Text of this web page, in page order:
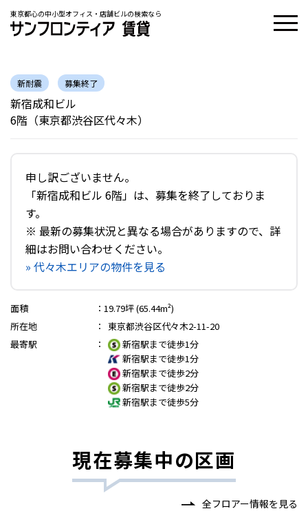
東京都心の中小型オフィス・店舗ビルの検索なら
新耐震 募集終了
新宿成和ビル
6階（東京都渋谷区代々木）
申し訳ございません。
「新宿成和ビル 6階」は、募集を終了しておりま
す。
※ 最新の募集状況と異なる場合がありますので、詳
細はお問い合わせください。
» 代々木エリアの物件を見る
面積 ： 19.79坪 (65.44m²)
所在地
：
東京都渋谷区代々木2-11-20
最寄駅
：
新宿駅まで徒歩1分
新宿駅まで徒歩1分
新宿駅まで徒歩2分
新宿駅まで徒歩2分
新宿駅まで徒歩5分
現在募集中の区画
全フロアー情報を見る